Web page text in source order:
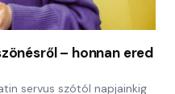
– honnan ered
servus szótól napjainkig